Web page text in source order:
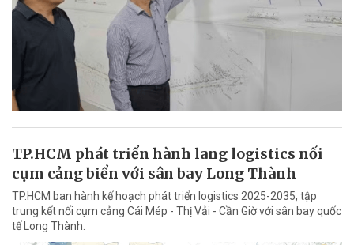
TP.HCM phát triển hành lang logistics nối
cụm cảng biển với sân bay Long Thành
TP.HCM ban hành kế hoạch phát triển logistics 2025-2035, tập
trung kết nối cụm cảng Cái Mép - Thị Vải - Cần Giờ với sân bay quốc
tế Long Thành.